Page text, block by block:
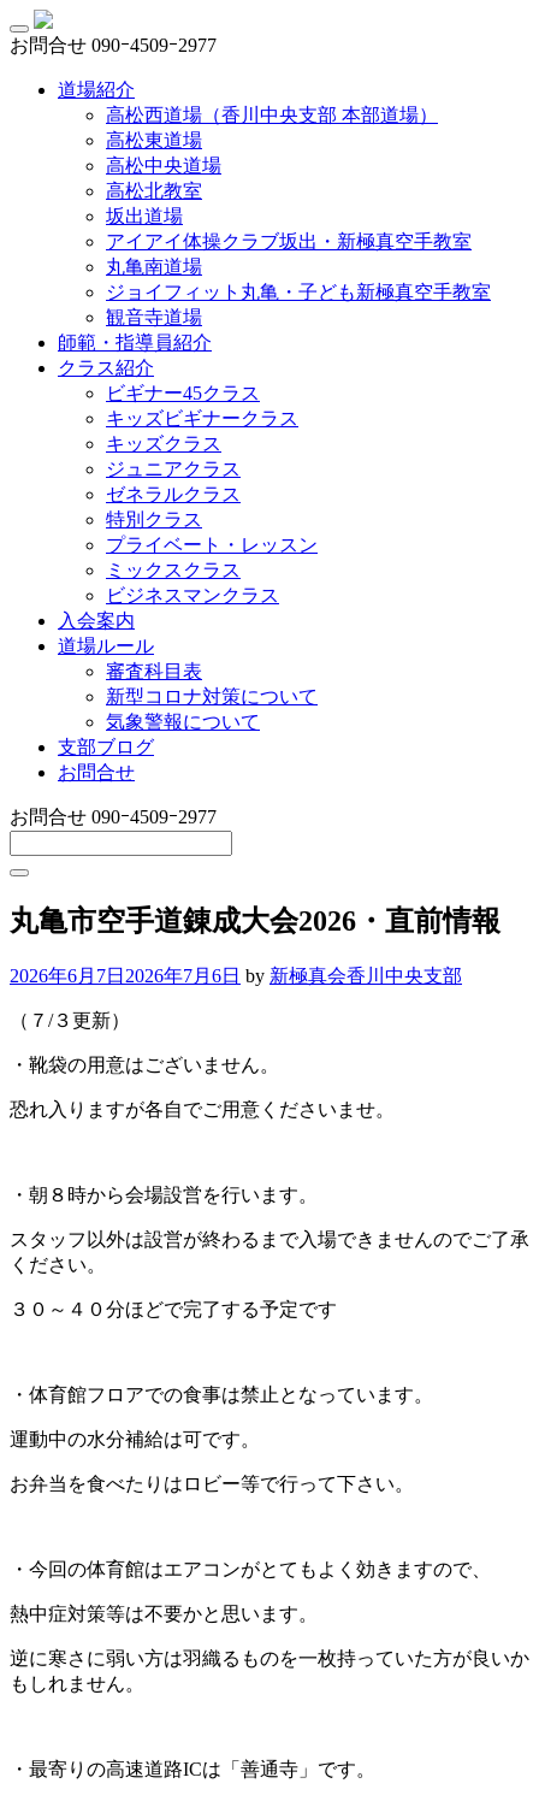
お問合せ 090ｰ4509ｰ2977
道場紹介
高松西道場（香川中央支部 本部道場）
高松東道場
高松中央道場
高松北教室
坂出道場
アイアイ体操クラブ坂出・新極真空手教室
丸亀南道場
ジョイフィット丸亀・子ども新極真空手教室
観音寺道場
師範・指導員紹介
クラス紹介
ビギナー45クラス
キッズビギナークラス
キッズクラス
ジュニアクラス
ゼネラルクラス
特別クラス
プライベート・レッスン
ミックスクラス
ビジネスマンクラス
入会案内
道場ルール
審査科目表
新型コロナ対策について
気象警報について
支部ブログ
お問合せ
お問合せ 090ｰ4509ｰ2977
丸亀市空手道錬成大会2026・直前情報
2026年6月7日 2026年7月6日 by 新極真会香川中央支部
（７/３更新）
・靴袋の用意はございません。
恐れ入りますが各自でご用意くださいませ。
・朝８時から会場設営を行います。
スタッフ以外は設営が終わるまで入場できませんのでご了承
ください。
３０～４０分ほどで完了する予定です
・体育館フロアでの食事は禁止となっています。
運動中の水分補給は可です。
お弁当を食べたりはロビー等で行って下さい。
・今回の体育館はエアコンがとてもよく効きますので、
熱中症対策等は不要かと思います。
逆に寒さに弱い方は羽織るものを一枚持っていた方が良いか
もしれません。
・最寄りの高速道路ICは「善通寺」です。